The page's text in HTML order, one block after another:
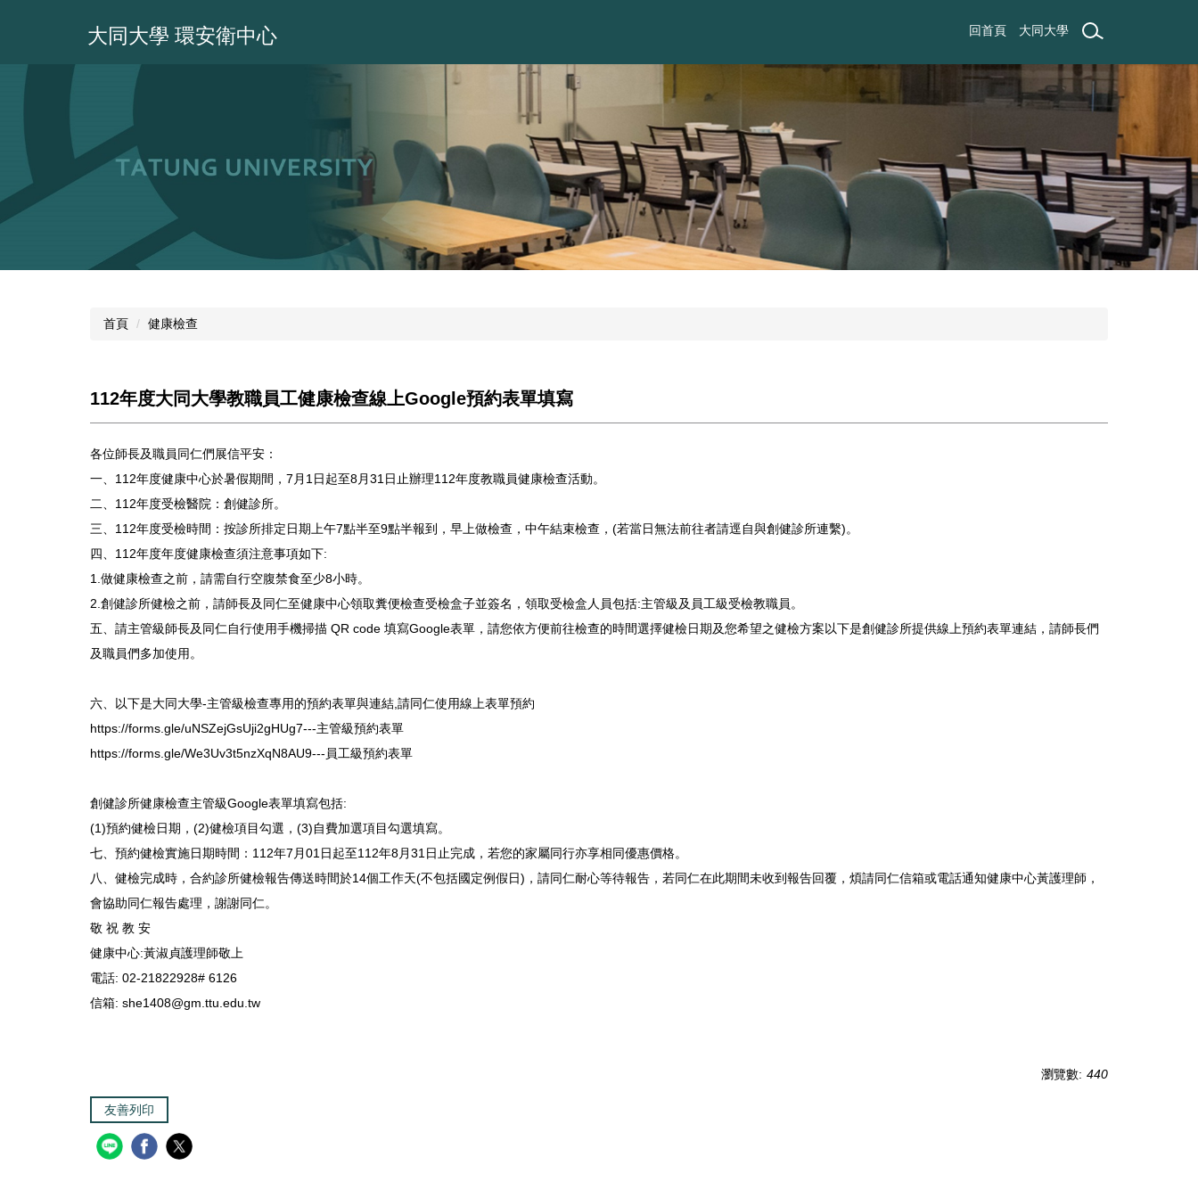
大同大學 環安衛中心 回首頁 大同大學
首頁 健康檢查
112年度大同大學教職員工健康檢查線上Google預約表單填寫
各位師長及職員同仁們展信平安：
一、112年度健康中心於暑假期間，7月1日起至8月31日止辦理112年度教職員健康檢查活動。
二、112年度受檢醫院：創健診所。
三、112年度受檢時間：按診所排定日期上午7點半至9點半報到，早上做檢查，中午結束檢查，(若當日無法前往者請逕自與創健診所連繫)。
四、112年度年度健康檢查須注意事項如下:
1.做健康檢查之前，請需自行空腹禁食至少8小時。
2.創健診所健檢之前，請師長及同仁至健康中心領取糞便檢查受檢盒子並簽名，領取受檢盒人員包括:主管級及員工級受檢教職員。
五、請主管級師長及同仁自行使用手機掃描 QR code 填寫Google表單，請您依方便前往檢查的時間選擇健檢日期及您希望之健檢方案以下是創健診所提供線上預約表單連結，請師長們
及職員們多加使用。
六、以下是大同大學-主管級檢查專用的預約表單與連結,請同仁使用線上表單預約
https://forms.gle/uNSZejGsUji2gHUg7---主管級預約表單
https://forms.gle/We3Uv3t5nzXqN8AU9---員工級預約表單
創健診所健康檢查主管級Google表單填寫包括:
(1)預約健檢日期，(2)健檢項目勾選，(3)自費加選項目勾選填寫。
七、預約健檢實施日期時間：112年7月01日起至112年8月31日止完成，若您的家屬同行亦享相同優惠價格。
八、健檢完成時，合約診所健檢報告傳送時間於14個工作天(不包括國定例假日)，請同仁耐心等待報告，若同仁在此期間未收到報告回覆，煩請同仁信箱或電話通知健康中心黃護理師，
會協助同仁報告處理，謝謝同仁。
敬 祝 教 安
健康中心:黃淑貞護理師敬上
電話: 02-21822928# 6126
信箱: she1408@gm.ttu.edu.tw
瀏覽數: 440
友善列印